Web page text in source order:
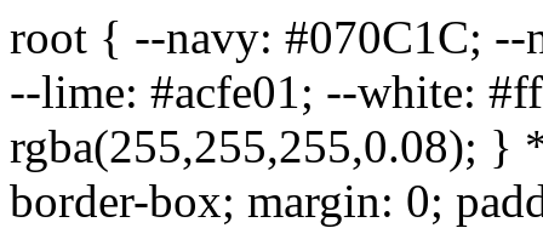
root { --navy: #070C1C; --
--lime: #acfe01; --white:
rgba(255,255,255,0.08);
border-box; margin: 0;